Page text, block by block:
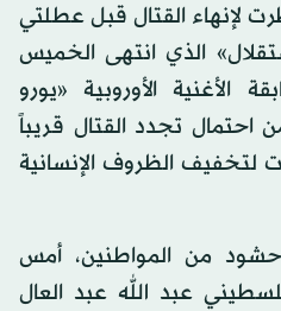
لإنهاء القتال قبل عطلتي
الذي انتهى الخميس
الأغنية الأوروبية «يورو
تجدد القتال قريباً
لتخفيف الظروف الإنسانية
من المواطنين، أمس
عبد الله عبد العال